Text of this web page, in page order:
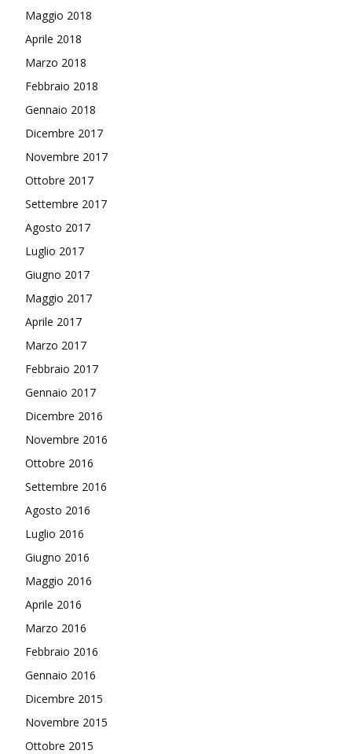
Maggio 2018
Aprile 2018
Marzo 2018
Febbraio 2018
Gennaio 2018
Dicembre 2017
Novembre 2017
Ottobre 2017
Settembre 2017
Agosto 2017
Luglio 2017
Giugno 2017
Maggio 2017
Aprile 2017
Marzo 2017
Febbraio 2017
Gennaio 2017
Dicembre 2016
Novembre 2016
Ottobre 2016
Settembre 2016
Agosto 2016
Luglio 2016
Giugno 2016
Maggio 2016
Aprile 2016
Marzo 2016
Febbraio 2016
Gennaio 2016
Dicembre 2015
Novembre 2015
Ottobre 2015